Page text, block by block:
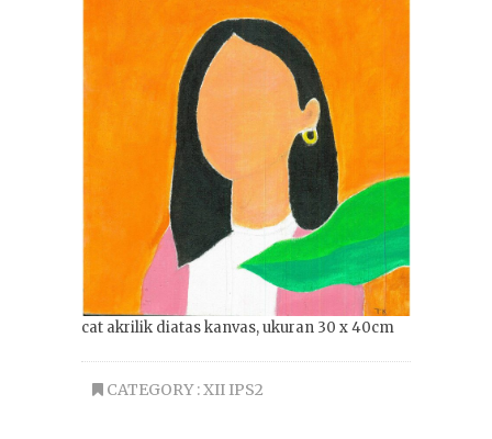
cat akrilik diatas kanvas, ukuran 30 x 40cm
CATEGORY :XII IPS2